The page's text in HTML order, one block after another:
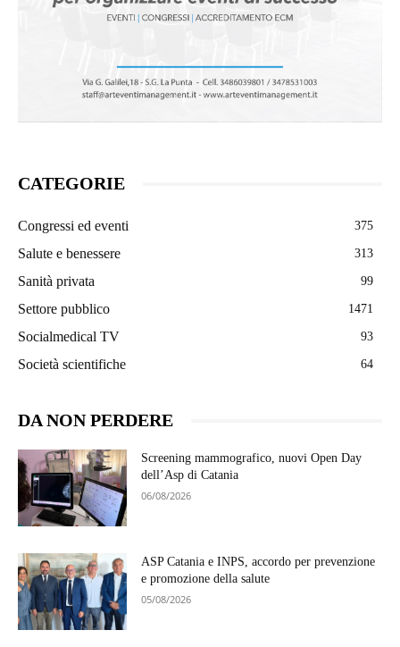
CATEGORIE
Congressi ed eventi 375
Salute e benessere 313
Sanità privata 99
Settore pubblico 1471
Socialmedical TV 93
Società scientifiche 64
DA NON PERDERE
Screening mammografico, nuovi Open Day
dell’Asp di Catania
06/08/2026
ASP Catania e INPS, accordo per prevenzione
e promozione della salute
05/08/2026